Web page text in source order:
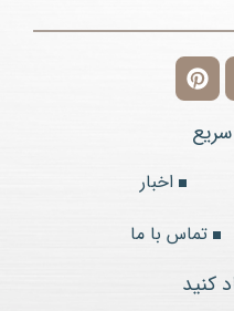
اخبار
تماس با ما
کنید